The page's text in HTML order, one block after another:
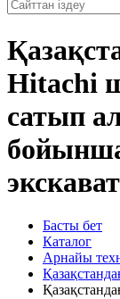
Hitachi
сатып
Басты бет
Каталог
Арнайы